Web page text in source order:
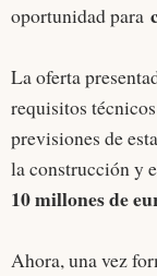
oportunidad para
La oferta
requisitos
previsiones de
la construcción y
10 millones de
Ahora, una vez